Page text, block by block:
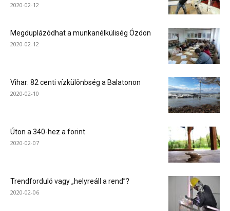
2020-02-12
Megduplázódhat a munkanélküliség Ózdon
2020-02-12
Vihar: 82 centi vízkülönbség a Balatonon
2020-02-10
Úton a 340-hez a forint
2020-02-07
Trendforduló vagy „helyreáll a rend”?
2020-02-06